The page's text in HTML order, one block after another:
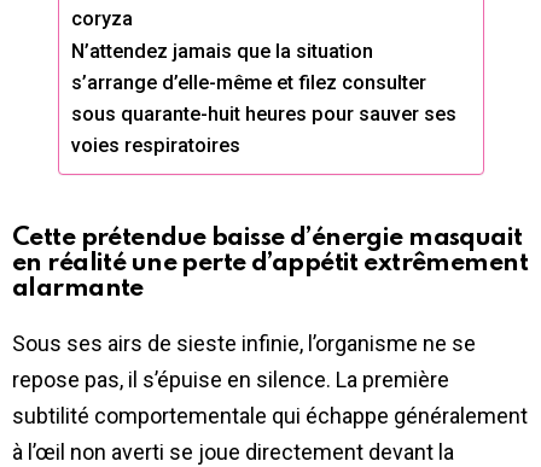
coryza
N’attendez jamais que la situation
s’arrange d’elle-même et filez consulter
sous quarante-huit heures pour sauver ses
voies respiratoires
Cette prétendue baisse d’énergie masquait
en réalité une perte d’appétit extrêmement
alarmante
Sous ses airs de sieste infinie, l’organisme ne se
repose pas, il s’épuise en silence. La première
subtilité comportementale qui échappe généralement
à l’œil non averti se joue directement devant la